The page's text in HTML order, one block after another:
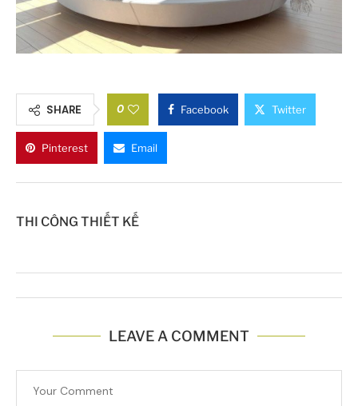
SHARE 0 Facebook Twitter
Pinterest Email
THI CÔNG THIẾT KẾ
LEAVE A COMMENT